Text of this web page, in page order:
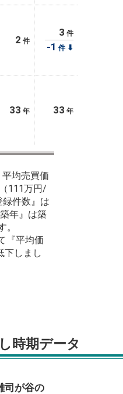
2 件
3 件
-1 件⬇
33 年 33 年
均売買価
111万円/
録件数』は
年』は築
。
『平均価
下しまし
時期データ
司が谷の